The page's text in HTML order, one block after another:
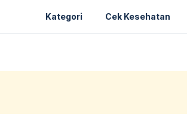
Kategori Cek Kesehatan